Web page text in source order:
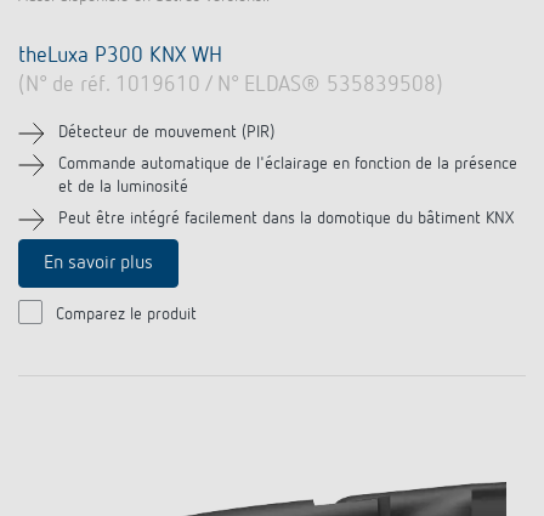
theLuxa P300 KNX WH
(N° de réf. 1019610 / N° ELDAS® 535839508)
Détecteur de mouvement (PIR)
Commande automatique de l'éclairage en fonction de la présence
et de la luminosité
Peut être intégré facilement dans la domotique du bâtiment KNX
En savoir plus
Comparez le produit